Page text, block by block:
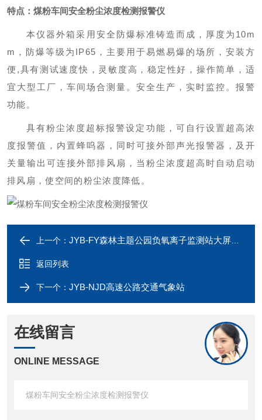
特点： 煤粉车间安全粉尘浓度检测报警仪
本仪器外箱采用安全防爆标准铸造而成，厚度为10m
m，防爆等级为IP65，主要用于易燃易爆的场所，安装方
便 ,具有测试速度快，灵敏度高，稳定性好，操作简单，适
宜大型工厂，车间场合测量。安全生产，实时监控。报警
功能。
具有粉尘浓度超标报警设定功能，可自行设置超高浓
度报警值，内置蜂呜器，同时可接外部声光报警器，及开
关量输出可连接外部排风扇，当粉尘浓度超高时自动启动
排风扇，使空间的粉尘浓度降低 。
上一个： JYB-FY森林主题公园负氧离子监测站大屏发布
返回列表
下一个： JYB-NJD高速公路交通气象站
在线留言
ONLINE MESSAGE